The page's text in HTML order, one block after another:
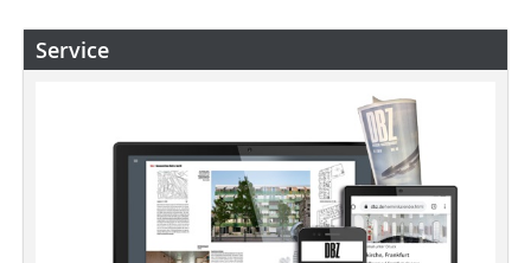
Service